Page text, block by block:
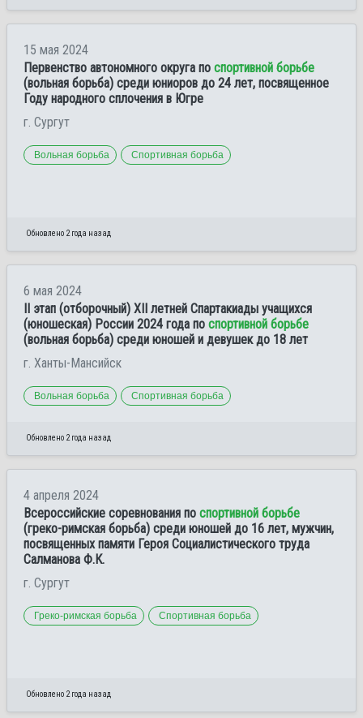
15 мая 2024
Первенство автономного округа по спортивной борьбе
(вольная борьба) среди юниоров до 24 лет, посвященное
Году народного сплочения в Югре
г. Сургут
Вольная борьба Спортивная борьба
Обновлено 2 года назад
6 мая 2024
II этап (отборочный) XII летней Спартакиады учащихся
(юношеская) России 2024 года по спортивной борьбе
(вольная борьба) среди юношей и девушек до 18 лет
г. Ханты-Мансийск
Вольная борьба Спортивная борьба
Обновлено 2 года назад
4 апреля 2024
Всероссийские соревнования по спортивной борьбе
(греко-римская борьба) среди юношей до 16 лет, мужчин,
посвященных памяти Героя Социалистического труда
Салманова Ф.К.
г. Сургут
Греко-римская борьба Спортивная борьба
Обновлено 2 года назад